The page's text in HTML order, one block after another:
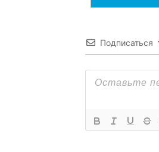
Подписаться